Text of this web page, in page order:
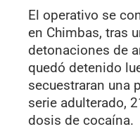
El operativo se
en Chimbas, tras
detonaciones de
quedó detenido
secuestraran una
serie adulterado,
dosis de cocaína.